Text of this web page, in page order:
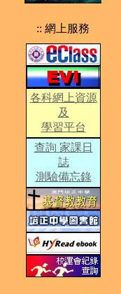
:: 網上服務
各科網上資源
及
學習平台
查詢 家課日
誌
測驗備忘錄